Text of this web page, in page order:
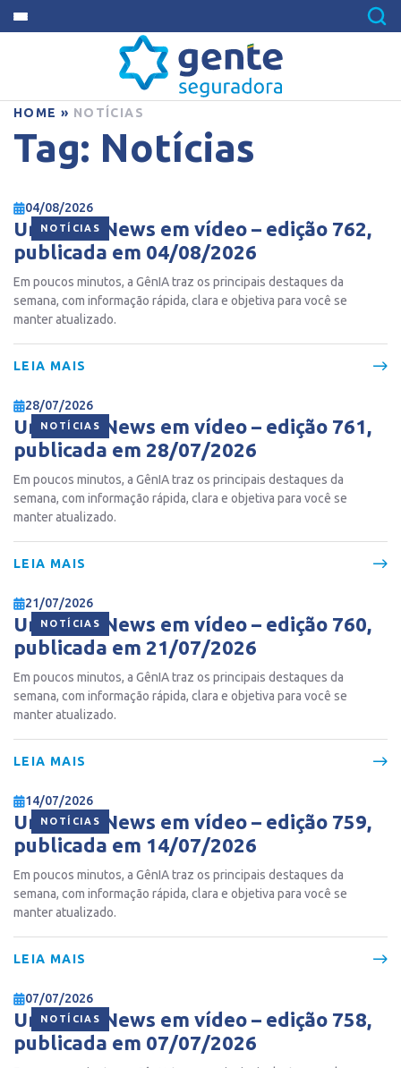
HOME » NOTÍCIAS
Tag: Notícias
NOTÍCIAS
04/08/2026
Ur Gente News em vídeo – edição 762,
publicada em 04/08/2026
Em poucos minutos, a GênIA traz os principais destaques da
semana, com informação rápida, clara e objetiva para você se
manter atualizado.
LEIA MAIS
NOTÍCIAS
28/07/2026
Ur Gente News em vídeo – edição 761,
publicada em 28/07/2026
Em poucos minutos, a GênIA traz os principais destaques da
semana, com informação rápida, clara e objetiva para você se
manter atualizado.
LEIA MAIS
NOTÍCIAS
21/07/2026
Ur Gente News em vídeo – edição 760,
publicada em 21/07/2026
Em poucos minutos, a GênIA traz os principais destaques da
semana, com informação rápida, clara e objetiva para você se
manter atualizado.
LEIA MAIS
NOTÍCIAS
14/07/2026
Ur Gente News em vídeo – edição 759,
publicada em 14/07/2026
Em poucos minutos, a GênIA traz os principais destaques da
semana, com informação rápida, clara e objetiva para você se
manter atualizado.
LEIA MAIS
NOTÍCIAS
07/07/2026
Ur Gente News em vídeo – edição 758,
publicada em 07/07/2026